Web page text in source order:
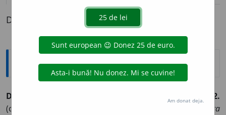
Definiția cu ID-ul 180428:
Sinonime
DE
2.
(consecutiv) că, încât, (înv. și pop.) cât.
(Gemea ~ îți era
Am donat deja.